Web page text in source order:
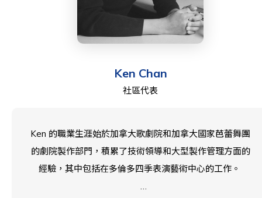
位。
Ken Chan
社區代表
Ken 的職業生涯始於加拿大歌劇院和加拿大國家芭蕾舞團
的劇院製作部門，積累了技術領導和大型製作管理方面的
經驗，其中包括在多倫多四季表演藝術中心的工作。